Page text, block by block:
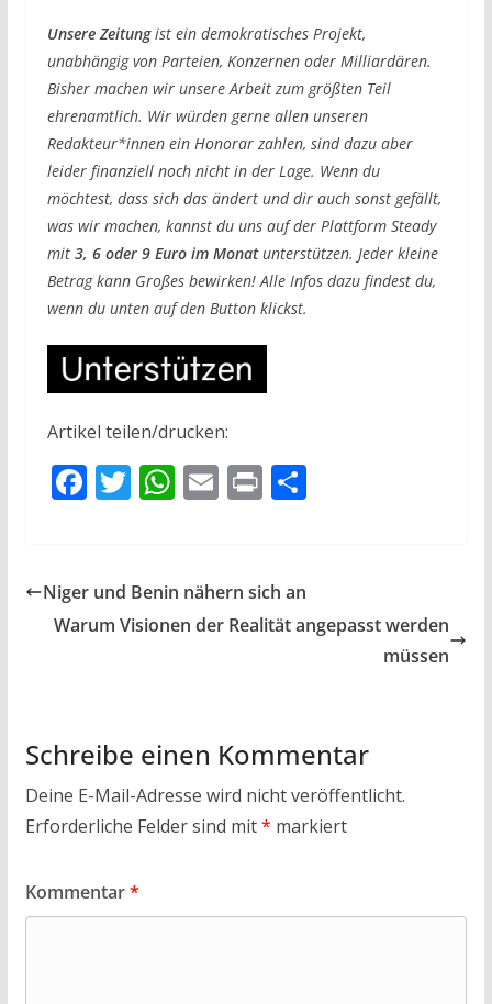
Unsere Zeitungist ein demokratisches Projekt,
unabhängig von Parteien, Konzernen oder Milliardären.
Bisher machen wir unsere Arbeit zum größten Teil
ehrenamtlich. Wir würden gerne allen unseren
Redakteur*innen ein Honorar zahlen, sind dazu aber
leider finanziell noch nicht in der Lage. Wenn du
möchtest, dass sich das ändert und dir auch sonst gefällt,
was wir machen, kannst du uns auf der Plattform Steady
mit 3, 6 oder 9 Euro im Monatunterstützen. Jeder kleine
Betrag kann Großes bewirken! Alle Infos dazu findest du,
wenn du unten auf den Button klickst.
Artikel teilen/drucken:
F
b
o
T
er
W
s
A
E
l
PrT
Niger und Benin nähern sich an
Warum Visionen der Realität angepasst werden
müssen
Schreibe einen Kommentar
Deine E-Mail-Adresse wird nicht veröffentlicht.
Erforderliche Felder sind mit* markiert
Kommentar*